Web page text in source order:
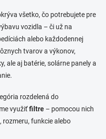
všetko, čo potrebujete pre
vozidla – či už na
alebo každodennej
tvarov a výkonov,
ale aj batérie, solárne panely a
rozdelená do
využiťfiltre – pomocou nich
funkcie alebo